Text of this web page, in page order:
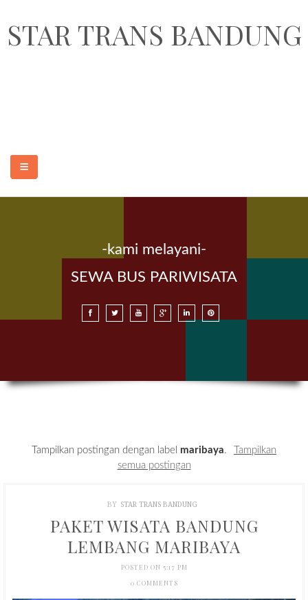
STAR TRANS BANDUNG
STAR TRANS BANDUNG adalah perusahaan penyedia jasa sewa
BERANDA
SEWA BUS DI BANDUNG
-kami melayani-
SEWA BUS PARIWISATA
Tampilkan postingan dengan label maribaya.
Tampilkan
semua postingan
BY STAR TRANS BANDUNG
PAKET WISATA BANDUNG
LEMBANG MARIBAYA
POSTED ON 5:17 PM
0 COMMENTS